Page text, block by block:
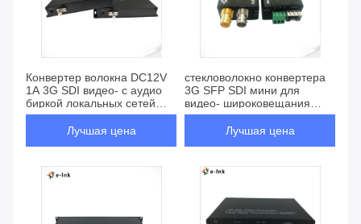
Конвертер волокна DC12V
1A 3G SDI видео- с аудио
биркой локальных сетей
RS422
Лучшая цена
стекловолокно конвертера
3G SFP SDI мини для
видео- широковещания
1080P
Лучшая цена